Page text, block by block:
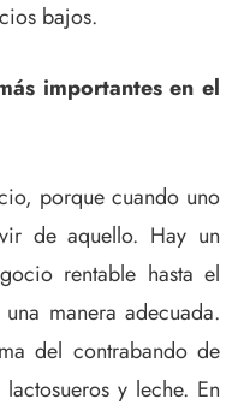
bajos.
importantes en el
porque cuando uno
de aquello. Hay un
rentable hasta el
manera adecuada.
del contrabando de
y leche. En